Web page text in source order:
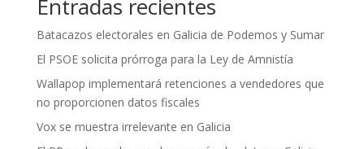
Entradas recientes
Batacazos electorales en Galicia de Podemos y Sumar
El PSOE solicita prórroga para la Ley de Amnistía
Wallapop implementará retenciones a vendedores que
no proporcionen datos fiscales
Vox se muestra irrelevante en Galicia